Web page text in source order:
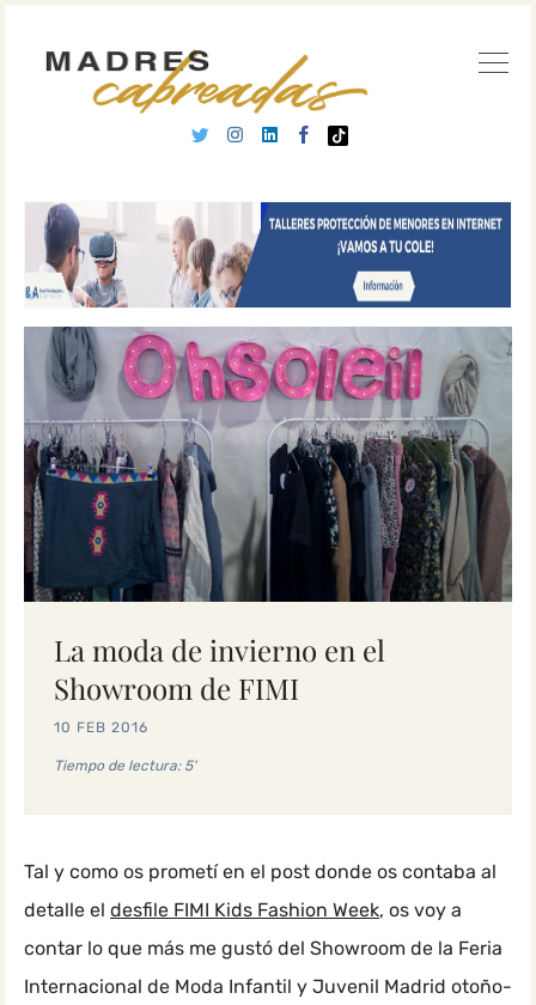
Buscar
La moda de invierno en el
Showroom de FIMI
10 FEB 2016
Tiempo de lectura: 5'
Tal y como os prometí en el post donde os contaba al
detalle el desfile FIMI Kids Fashion Week, os voy a
contar lo que más me gustó del Showroom de la Feria
Internacional de Moda Infantil y Juvenil Madrid otoño-